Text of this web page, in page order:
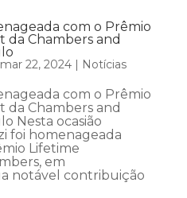
com o Prêmio
da Chambers and
mar 22, 2024| Notícias
com o Prêmio
da Chambers and
Nesta ocasião
foi homenageada
Lifetime
em
notável contribuição